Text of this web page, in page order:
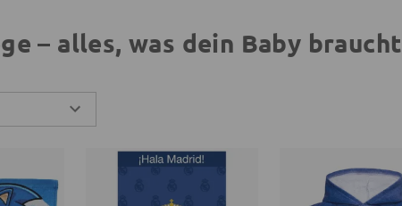
– alles, was dein Baby braucht